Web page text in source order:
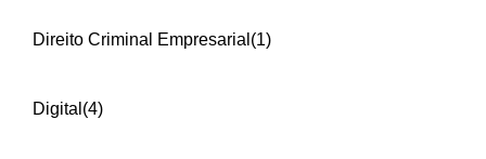
Direito Criminal Empresarial (1)
Digital (4)